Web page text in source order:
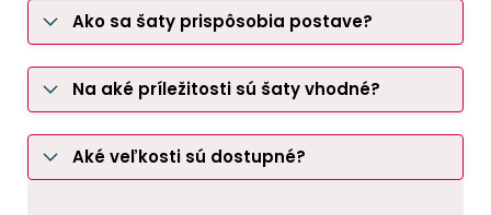
Ako sa šaty prispôsobia postave?
Na aké príležitosti sú šaty vhodné?
Aké veľkosti sú dostupné?